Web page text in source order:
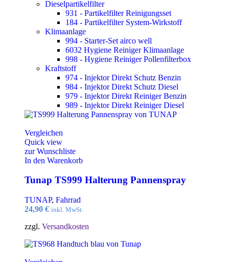
Dieselpartikelfilter
931 - Partikelfilter Reinigungsset
184 - Partikelfilter System-Wirkstoff
Klimaanlage
994 - Starter-Set airco well
6032 Hygiene Reiniger Klimaanlage
998 - Hygiene Reiniger Pollenfilterbox
Kraftstoff
974 - Injektor Direkt Schutz Benzin
984 - Injektor Direkt Schutz Diesel
979 - Injektor Direkt Reiniger Benzin
989 - Injektor Direkt Reiniger Diesel
Vergleichen
Quick view
zur Wunschliste
In den Warenkorb
Tunap TS999 Halterung Pannenspray
TUNAP, Fahrrad
24,90 € inkl. MwSt.
zzgl. Versandkosten